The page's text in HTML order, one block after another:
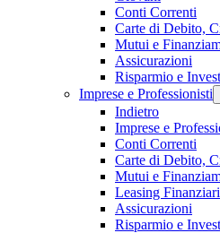
Conti Correnti
Carte di Debito,
Mutui e
Assicurazioni
Risparmio e
Imprese e Professionisti
Indietro
Imprese e
Conti Correnti
Carte di Debito,
Mutui e
Leasing
Assicurazioni
Risparmio e